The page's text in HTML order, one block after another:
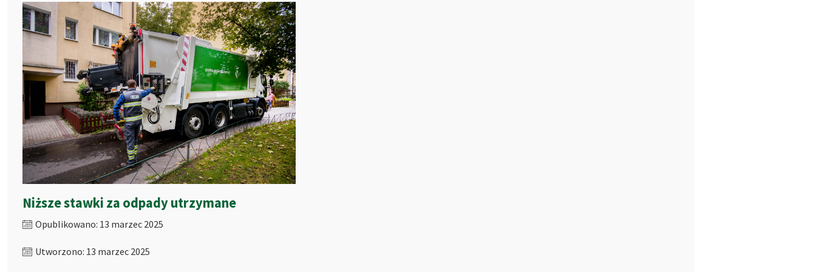
Niższe stawki za odpady utrzymane
Opublikowano: 13 marzec 2025
Utworzono: 13 marzec 2025